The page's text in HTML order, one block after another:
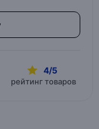
4/5
рейтинг товаров